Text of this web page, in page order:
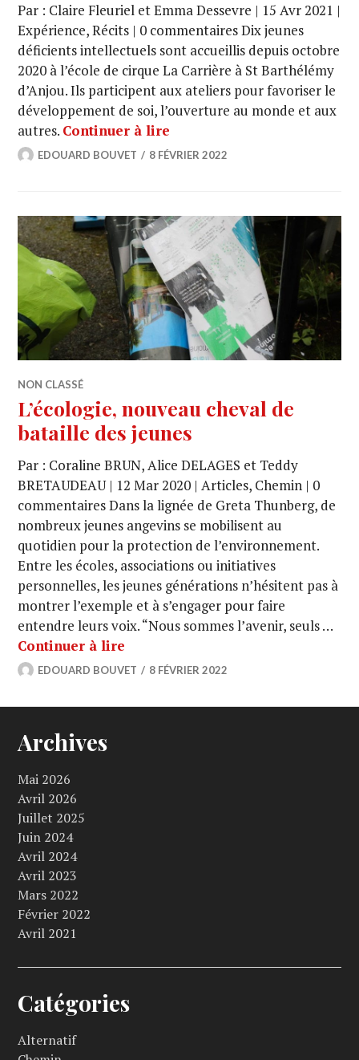
Par : Claire Fleuriel et Emma Dessevre | 15 Avr 2021 |
Expérience, Récits | 0 commentaires Dix jeunes
déficients intellectuels sont accueillis depuis octobre
2020 à l’école de cirque La Carrière à St Barthélémy
d’Anjou. Ils participent aux ateliers pour favoriser le
développement de soi, l’ouverture au monde et aux
autres. Continuer à lire
EDOUARD BOUVET 8 FÉVRIER 2022
NON CLASSÉ
L’écologie, nouveau cheval de
bataille des jeunes
Par : Coraline BRUN, Alice DELAGES et Teddy
BRETAUDEAU | 12 Mar 2020 | Articles, Chemin | 0
commentaires Dans la lignée de Greta Thunberg, de
nombreux jeunes angevins se mobilisent au
quotidien pour la protection de l’environnement.
Entre les écoles, associations ou initiatives
personnelles, les jeunes générations n’hésitent pas à
montrer l’exemple et à s’engager pour faire
entendre leurs voix. “Nous sommes l’avenir, seuls …
Continuer à lire
EDOUARD BOUVET 8 FÉVRIER 2022
Archives
Mai 2026
Avril 2026
Juillet 2025
Juin 2024
Avril 2024
Avril 2023
Mars 2022
Février 2022
Avril 2021
Catégories
Alternatif